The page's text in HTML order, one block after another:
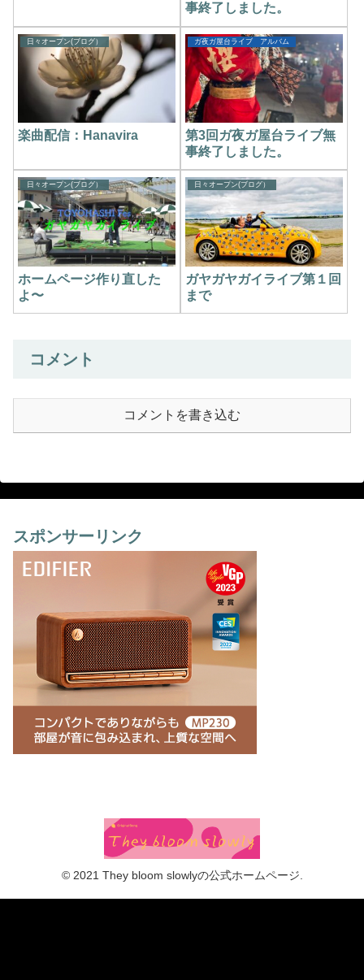
事終了しました。
日々オープン(ブログ）
楽曲配信：Hanavira
ガ夜ガ屋台ライブ アルバム
第3回ガ夜ガ屋台ライブ無
事終了しました。
日々オープン(ブログ）
ホームページ作り直した
よ〜
日々オープン(ブログ）
ガヤガヤガイライブ第１回
まで
コメント
コメントを書き込む
スポンサーリンク
© 2021 They bloom slowlyの公式ホームページ.